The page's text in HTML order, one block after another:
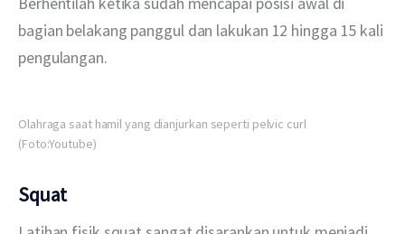
bagian belakang panggul dan lakukan 12 hingga 15 kali
pengulangan.
Olahraga saat hamil yang dianjurkan seperti pelvic curl
(Foto:Youtube)
Squat